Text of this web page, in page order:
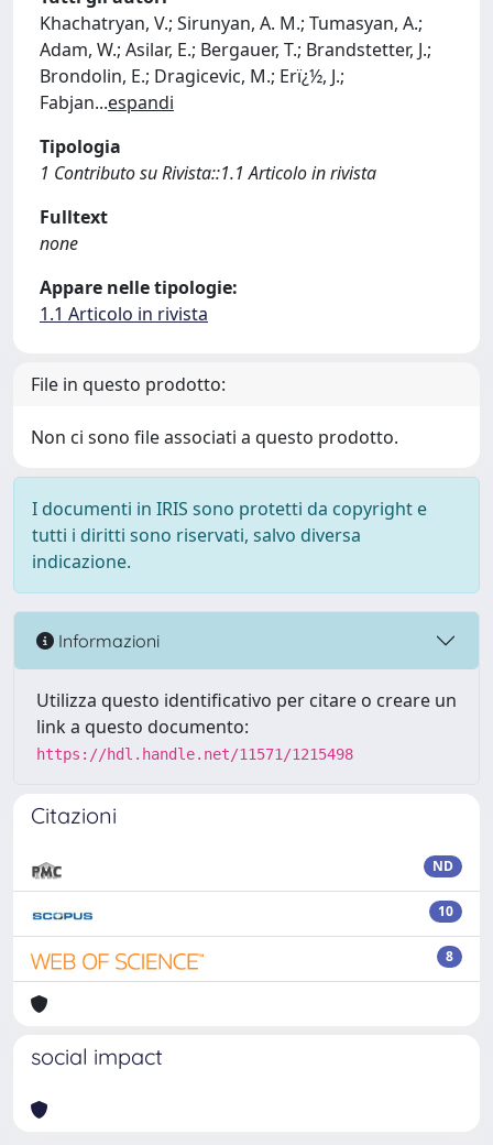
Khachatryan, V.; Sirunyan, A. M.; Tumasyan, A.;
Adam, W.; Asilar, E.; Bergauer, T.; Brandstetter, J.;
Brondolin, E.; Dragicevic, M.; Erï¿½, J.;
Fabjan...espandi
Tipologia
1 Contributo su Rivista::1.1 Articolo in rivista
Fulltext
none
Appare nelle tipologie:
1.1 Articolo in rivista
File in questo prodotto:
Non ci sono file associati a questo prodotto.
I documenti in IRIS sono protetti da copyright e
tutti i diritti sono riservati, salvo diversa
indicazione.
Informazioni
Utilizza questo identificativo per citare o creare un
link a questo documento:
https://hdl.handle.net/11571/1215498
Citazioni
ND
10
8
social impact